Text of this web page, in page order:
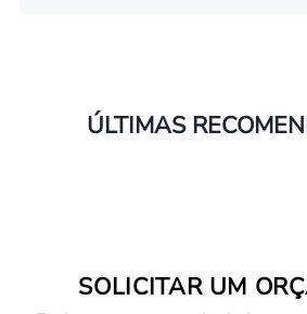
ÚLTIMAS
SOLICITAR UM